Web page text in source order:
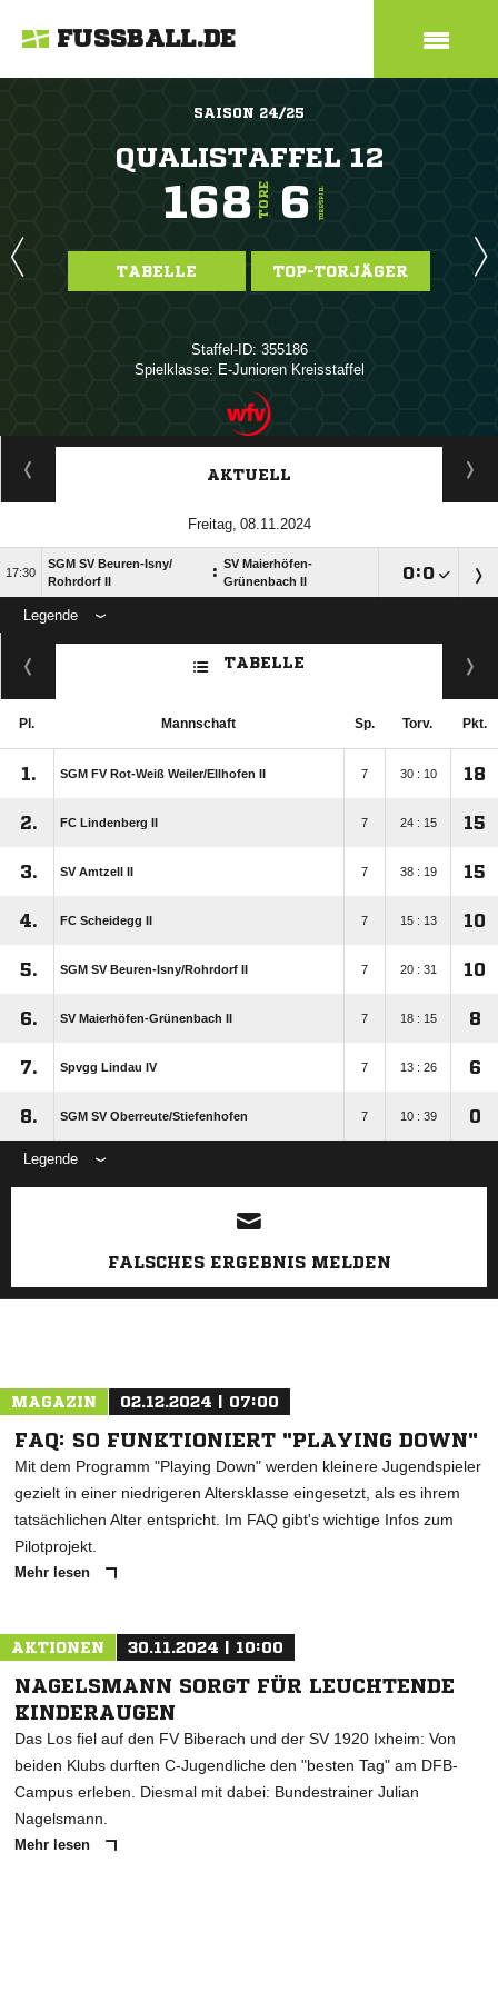
FUSSBALL.DE
SAISON 24/25
QUALISTAFFEL 12
168 TORE 6 TORE/SPIEL
TABELLE TOP-TORJÄGER
Staffel-ID: 355186
Spielklasse: E-Junioren Kreisstaffel
ANZEIGE
AKTUELL
 

SGM SV Beuren-Isny/​
Rohrdorf II
: SV Maierhöfen-
Grünenbach II
:
Legende
ANZEIGE
TABELLE
Pl. Mannschaft Sp. Torv. Pkt.
1. SGM FV Rot-Weiß Weiler/​Ellhofen II 7 30 : 10 18
2. FC Lindenberg II 7 24 : 15 15
3. SV Amtzell II 7 38 : 19 15
4. FC Scheidegg II 7 15 : 13 10
5. SGM SV Beuren-Isny/​Rohrdorf II 7 20 : 31 10
6. SV Maierhöfen-Grünenbach II 7 18 : 15 8
7. Spvgg Lindau IV 7 13 : 26 6
8. SGM SV Oberreute/​Stiefenhofen 7 10 : 39 0
Legende
ANZEIGE
FALSCHES ERGEBNIS MELDEN
MAGAZIN 02.12.2024 | 07:00
FAQ: SO FUNKTIONIERT "PLAYING DOWN"
Mit dem Programm "Playing Down" werden kleinere Jugendspieler
gezielt in einer niedrigeren Altersklasse eingesetzt, als es ihrem
tatsächlichen Alter entspricht. Im FAQ gibt's wichtige Infos zum
Pilotprojekt.
Mehr lesen
AKTIONEN 30.11.2024 | 10:00
NAGELSMANN SORGT FÜR LEUCHTENDE
KINDERAUGEN
Das Los fiel auf den FV Biberach und der SV 1920 Ixheim: Von
beiden Klubs durften C-Jugendliche den "besten Tag" am DFB-
Campus erleben. Diesmal mit dabei: Bundestrainer Julian
Nagelsmann.
Mehr lesen